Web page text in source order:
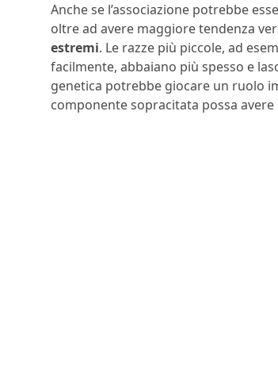
Anche se l’associazione potrebbe
oltre ad avere maggiore tendenza
estremi. Le razze più piccole, ad
facilmente, abbaiano più spesso e
genetica potrebbe giocare un ruolo
componente sopracitata possa